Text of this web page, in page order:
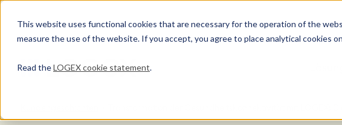
This website uses functional cookies that are necessary for the operation of the
measure the use of the website. If you accept, you agree to place analytical cookies
Read theLOGEX cookie statement.